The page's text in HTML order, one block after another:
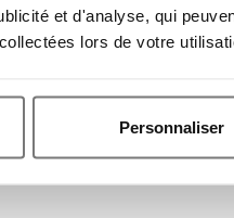
et d'analyse, qui
lors de votre
Personnaliser
*